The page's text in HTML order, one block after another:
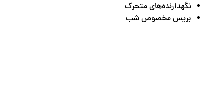
نگهدارنده‌های متحرک
بریس مخصوص شب